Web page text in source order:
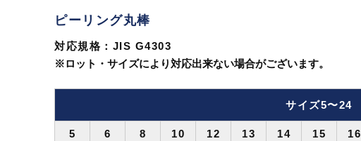
ピーリング丸棒
対応規格：JIS G4303
※ロット・サイズにより対応出来ない場合がございます。
サイズ5〜24
5 6 8 10 12 13 14 15 16